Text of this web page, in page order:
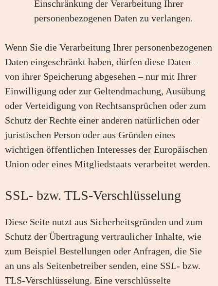
Einschränkung der Verarbeitung Ihrer
personenbezogenen Daten zu verlangen.
Wenn Sie die Verarbeitung Ihrer personenbezogenen
Daten eingeschränkt haben, dürfen diese Daten –
von ihrer Speicherung abgesehen – nur mit Ihrer
Einwilligung oder zur Geltendmachung, Ausübung
oder Verteidigung von Rechtsansprüchen oder zum
Schutz der Rechte einer anderen natürlichen oder
juristischen Person oder aus Gründen eines
wichtigen öffentlichen Interesses der Europäischen
Union oder eines Mitgliedstaats verarbeitet werden.
SSL- bzw. TLS-Verschlüsselung
Diese Seite nutzt aus Sicherheitsgründen und zum
Schutz der Übertragung vertraulicher Inhalte, wie
zum Beispiel Bestellungen oder Anfragen, die Sie
an uns als Seitenbetreiber senden, eine SSL- bzw.
TLS-Verschlüsselung. Eine verschlüsselte